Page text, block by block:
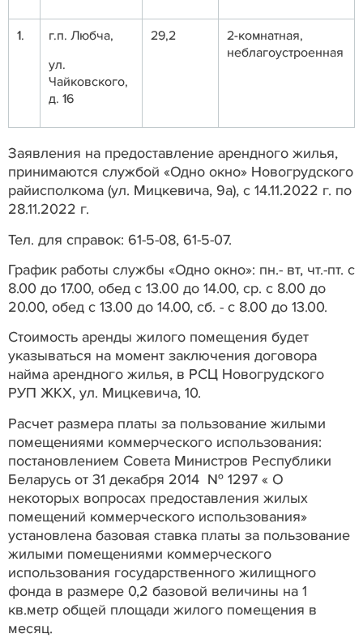
1.
г.п. Любча,
ул.
Чайковского,
д. 16
29,2
2-комнатная,
неблагоустроенная
Заявления на предоставление арендного жилья,
принимаются службой «Одно окно» Новогрудского
райисполкома (ул. Мицкевича, 9а), с 14.11.2022 г. по
28.11.2022 г.
Тел. для справок: 61-5-08, 61-5-07.
График работы службы «Одно окно»: пн.- вт, чт.-пт. с
8.00 до 17.00, обед с 13.00 до 14.00, ср. с 8.00 до
20.00, обед с 13.00 до 14.00, сб. - с 8.00 до 13.00.
Стоимость аренды жилого помещения будет
указываться на момент заключения договора
найма арендного жилья, в РСЦ Новогрудского
РУП ЖКХ, ул. Мицкевича, 10.
Расчет размера платы за пользование жилыми
помещениями коммерческого использования:
постановлением Совета Министров Республики
Беларусь от 31 декабря 2014 № 1297 « О
некоторых вопросах предоставления жилых
помещений коммерческого использования»
установлена базовая ставка платы за пользование
жилыми помещениями коммерческого
использования государственного жилищного
фонда в размере 0,2 базовой величины на 1
кв.метр общей площади жилого помещения в
месяц.